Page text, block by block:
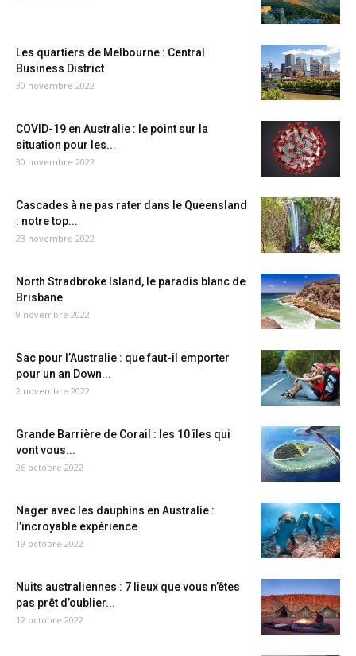
Les quartiers de Melbourne : Central
Business District
30 novembre 2022
COVID-19 en Australie : le point sur la
situation pour les...
30 novembre 2022
Cascades à ne pas rater dans le Queensland
: notre top...
23 novembre 2022
North Stradbroke Island, le paradis blanc de
Brisbane
9 novembre 2022
Sac pour l’Australie : que faut-il emporter
pour un an Down...
2 novembre 2022
Grande Barrière de Corail : les 10 îles qui
vont vous...
26 octobre 2022
Nager avec les dauphins en Australie :
l’incroyable expérience
19 octobre 2022
Nuits australiennes : 7 lieux que vous n’êtes
pas prêt d’oublier...
12 octobre 2022